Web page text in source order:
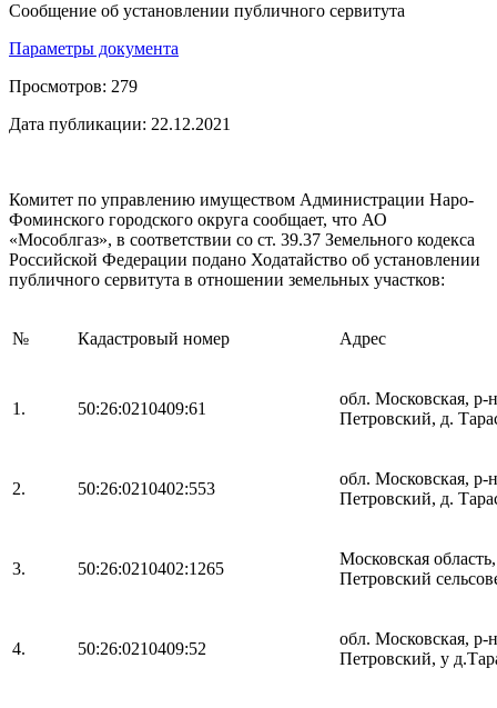
Сообщение об установлении публичного сервитута
Параметры документа
Просмотров: 279
Дата публикации: 22.12.2021
Комитет по управлению имуществом Администрации Наро-
Фоминского городского округа сообщает, что АО
«Мособлгаз», в соответствии со ст. 39.37 Земельного кодекса
Российской Федерации подано Ходатайство об установлении
публичного сервитута в отношении земельных участков:
№ Кадастровый номер Адрес
1. 50:26:0210409:61
обл. Московская,
Петровский, д.
2. 50:26:0210402:553
обл. Московская,
Петровский, д.
3. 50:26:0210402:1265
Московская
Петровский
4. 50:26:0210409:52
обл. Московская,
Петровский, у